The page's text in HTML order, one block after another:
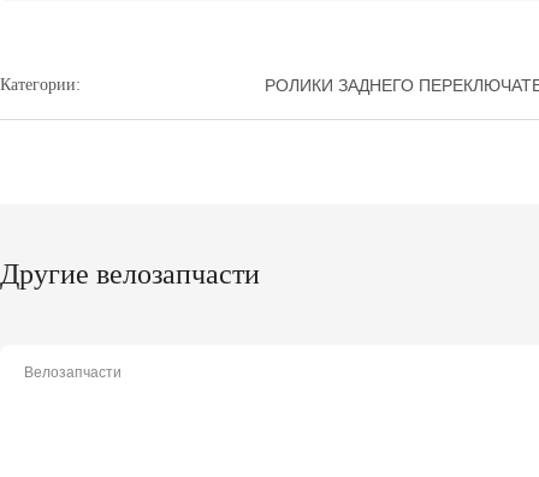
Категории: РОЛИКИ ЗАДНЕГО
Другие велозапчасти
Велозапчасти